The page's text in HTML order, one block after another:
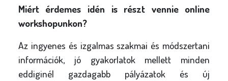
Miért érdemes idén is részt vennie online
workshopunkon?
Az ingyenes és izgalmas szakmai és módszertani
információk, jó gyakorlatok mellett minden
eddiginél gazdagabb pályázatok és új